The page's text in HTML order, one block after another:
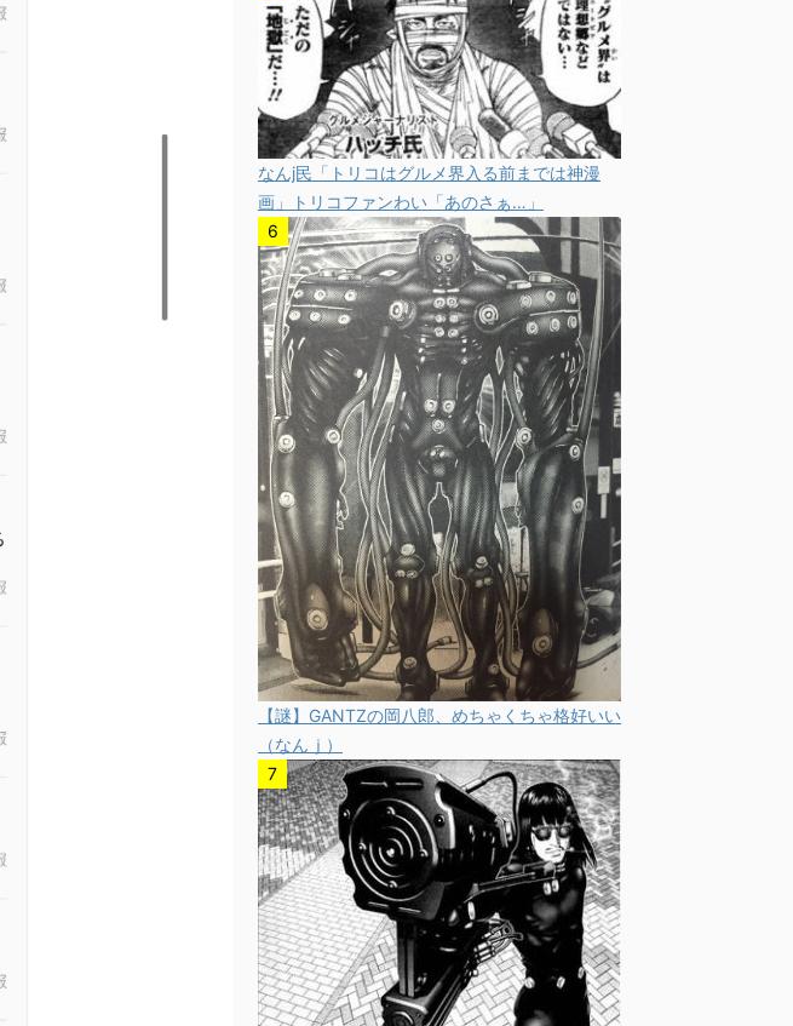
なんj民「トリコはグルメ界入る前までは神漫
画」トリコファンわい「あのさぁ…」
【謎】GANTZの岡八郎、めちゃくちゃ格好いい
（なんｊ）